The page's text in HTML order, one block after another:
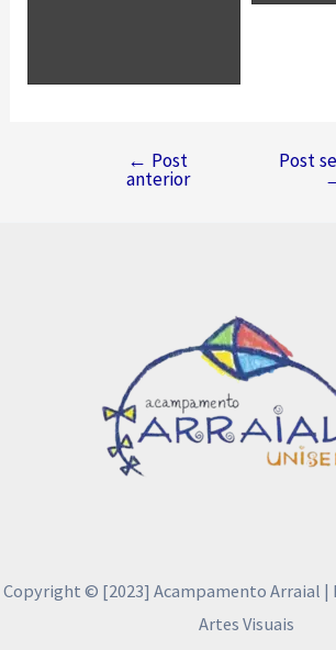
Navegação
← Post
anterior
Post
Copyright © [2023] Acampamento Arraial |
Artes Visuais